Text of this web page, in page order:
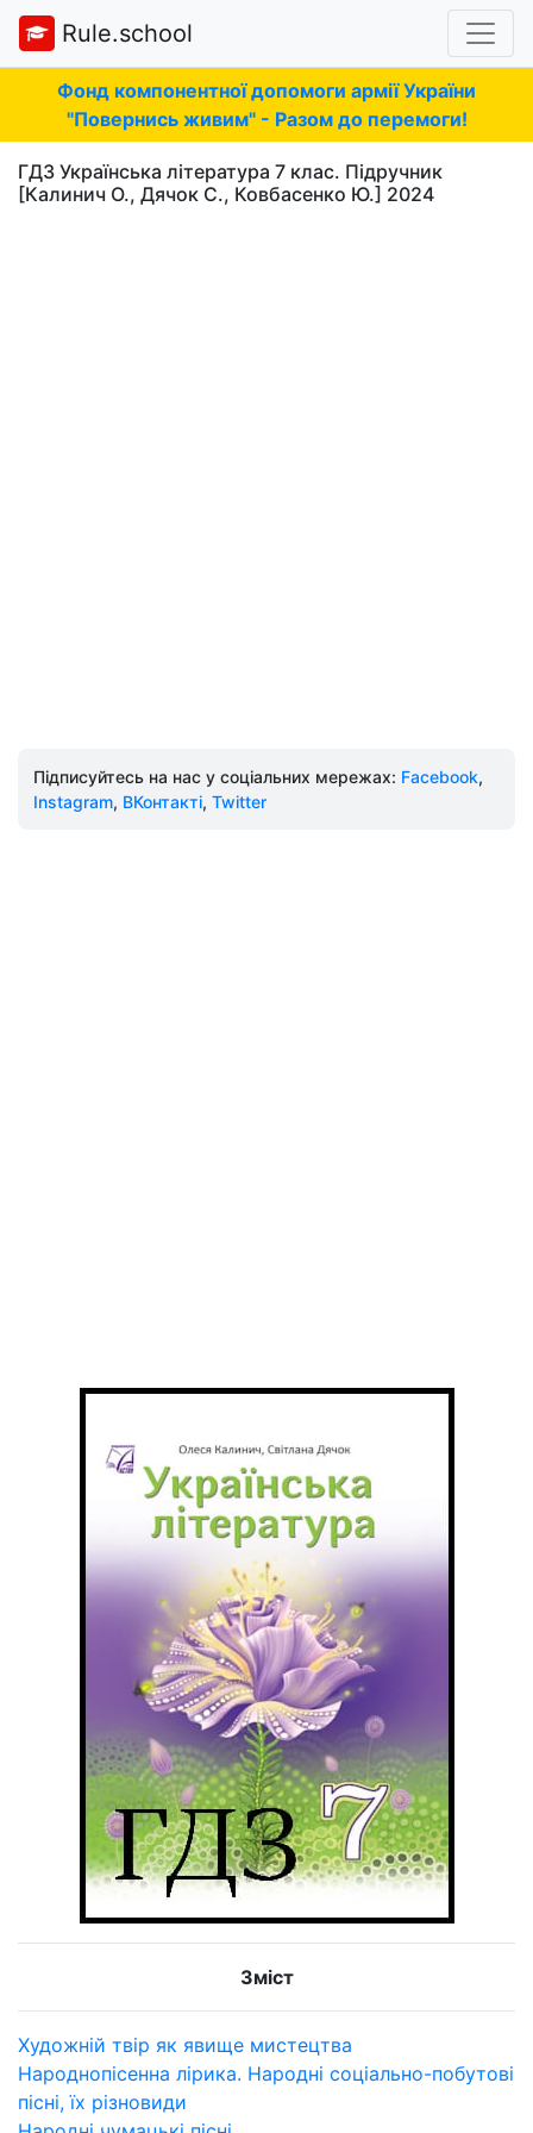
Rule.school
Фонд компонентної допомоги армії України
"Повернись живим" - Разом до перемоги!
ГДЗ Українська література 7 клас. Підручник
[Калинич O., Дячок C., Ковбасенко Ю.] 2024
Підписуйтесь на нас у соціальних мережах: Facebook,
Instagram, ВКонтакті, Twitter
Зміст
Художній твір як явище мистецтва
Народнопісенна лірика. Народні соціально-побутові
пісні, їх різновиди